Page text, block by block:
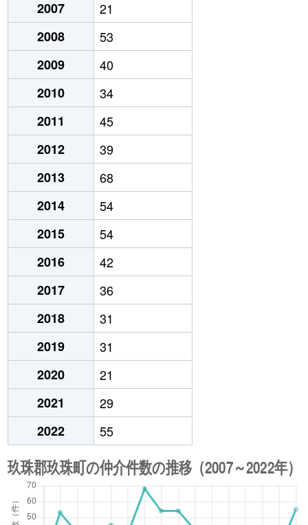
2007
21
2008
53
2009
40
2010
34
2011
45
2012
39
2013
68
2014
54
2015
54
2016
42
2017
36
2018
31
2019
31
2020
21
2021
29
2022
55